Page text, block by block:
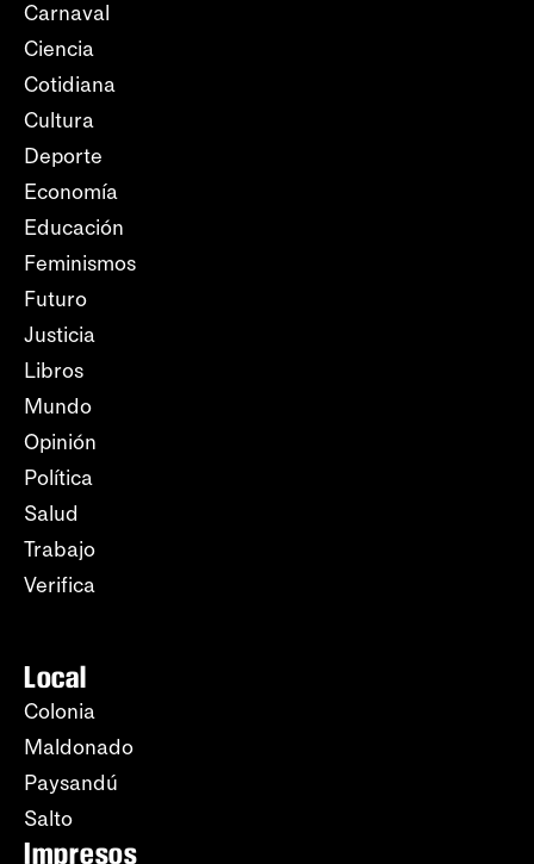
Carnaval
Ciencia
Cotidiana
Cultura
Deporte
Economía
Educación
Feminismos
Futuro
Justicia
Libros
Mundo
Opinión
Política
Salud
Trabajo
Verifica
Local
Colonia
Maldonado
Paysandú
Salto
Impresos